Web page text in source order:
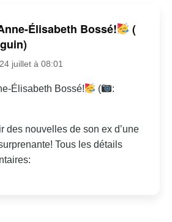
Élisabeth Bossé!
(
juillet à 08:01
Élisabeth Bossé! (
:
des nouvelles de son ex d’une
Tous les détails